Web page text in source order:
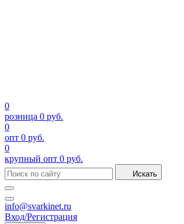
0
розница 0 руб.
0
опт 0 руб.
0
крупный опт 0 руб.
Искать
info@svarkinet.ru
Вход/Регистрация